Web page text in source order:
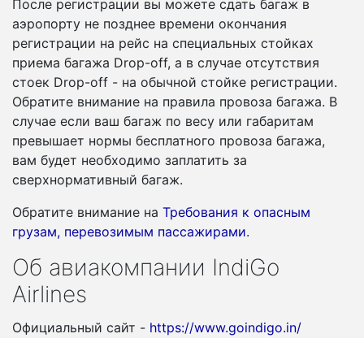
После регистрации вы можете сдать багаж в
аэропорту не позднее времени окончания
регистрации на рейс на специальных стойках
приема багажа Drop-off, а в случае отсутствия
стоек Drop-off - на обычной стойке регистрации.
Обратите внимание на правила провоза багажа. В
случае если ваш багаж по весу или габаритам
превышает нормы бесплатного провоза багажа,
вам будет необходимо заплатить за
сверхнормативный багаж.
Обратите внимание на Требования к опасным
грузам, перевозимым пассажирами.
Об авиакомпании IndiGo
Airlines
Официальный сайт - https://www.goindigo.in/